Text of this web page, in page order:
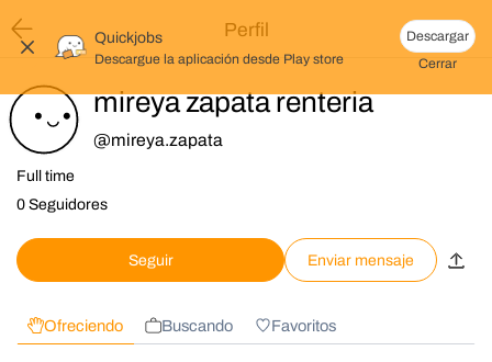
Quickjobs
Descargue la aplicación desde Play store
Descargar
Cerrar
Perfil
mireya zapata renteria
@mireya.zapata
Full time
0 Seguidores
Seguir Enviar mensaje
Ofreciendo Buscando Favoritos